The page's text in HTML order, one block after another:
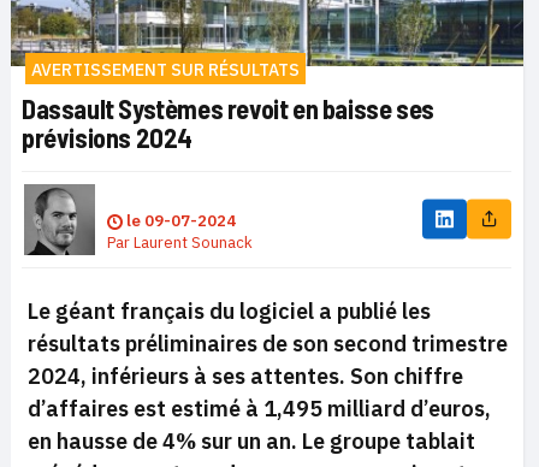
AVERTISSEMENT SUR RÉSULTATS
Dassault Systèmes revoit en baisse ses
prévisions 2024
le 09-07-2024
ParLaurent Sounack
Le géant français du logiciel a publié les
résultats préliminaires de son second trimestre
2024, inférieurs à ses attentes. Son chiffre
d’affaires est estimé à 1,495 milliard d’euros,
en hausse de 4% sur un an. Le groupe tablait